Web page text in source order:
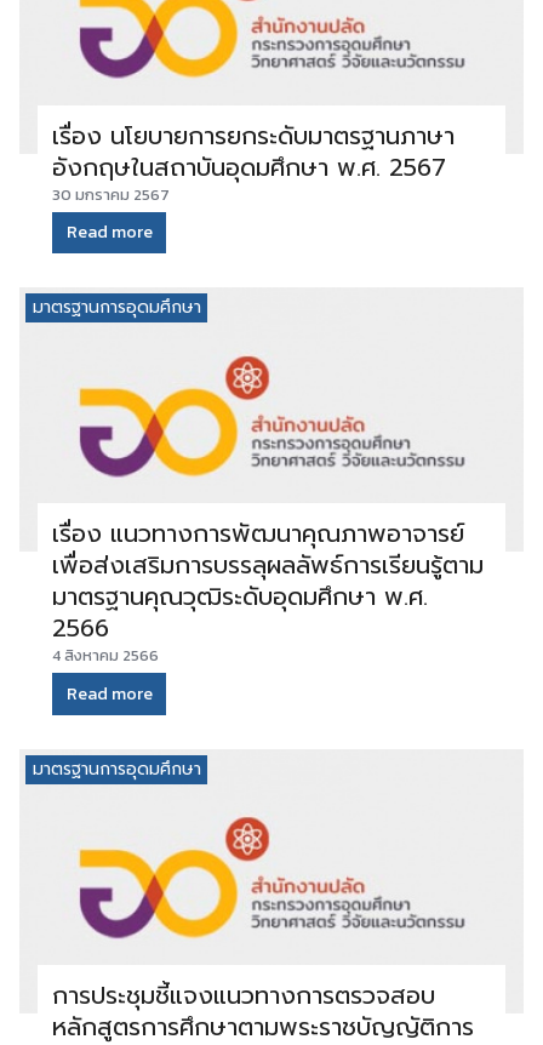
เรื่อง นโยบายการยกระดับมาตรฐานภาษา
อังกฤษในสถาบันอุดมศึกษา พ.ศ. 2567
30 มกราคม 2567
Read more
มาตรฐานการอุดมศึกษา
เรื่อง แนวทางการพัฒนาคุณภาพอาจารย์
เพื่อส่งเสริมการบรรลุผลลัพธ์การเรียนรู้ตาม
มาตรฐานคุณวุฒิระดับอุดมศึกษา พ.ศ.
2566
4 สิงหาคม 2566
Read more
มาตรฐานการอุดมศึกษา
การประชุมชี้แจงแนวทางการตรวจสอบ
หลักสูตรการศึกษาตามพระราชบัญญัติการ